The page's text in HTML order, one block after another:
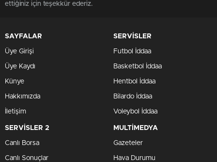
ettiğiniz için teşekkür ederiz.
SAYFALAR
Üye Girişi
Üye Kaydı
Künye
Hakkımızda
İletişim
SERVİSLER
Futbol İddaa
Basketbol İddaa
Hentbol İddaa
Bilardo İddaa
Voleybol İddaa
SERVİSLER 2
Canlı Borsa
Canlı Sonuçlar
MULTİMEDYA
Gazeteler
Hava Durumu